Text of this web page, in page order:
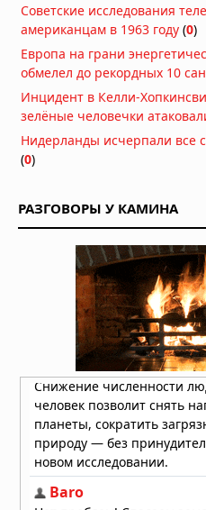
Советские исследования
американцам в 1963 году (0)
Европа на грани
обмелел до рекордных 10
Инцидент в Келли-
зелёные человечки
Нидерланды исчерпали все
(0)
РАЗГОВОРЫ У КАМИНА